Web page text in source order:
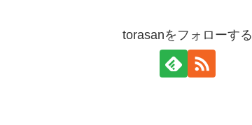
torasanをフォローする